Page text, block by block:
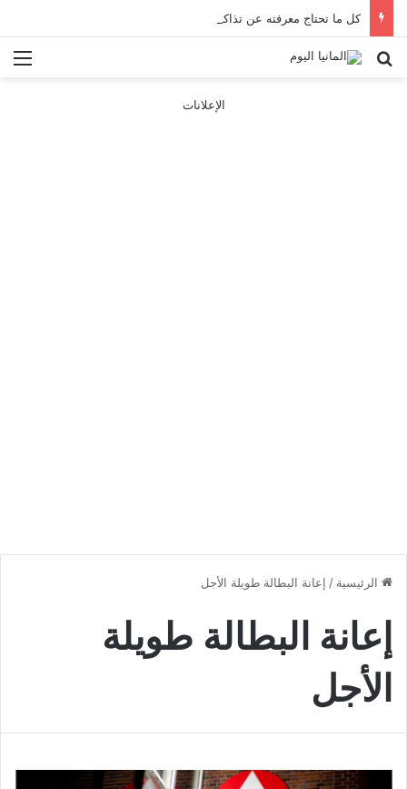
كل ما تحتاج معرفته عن تذاكر ووسائل النقل في باريس 2025
بحث عن
الإعلانات
الرئيسية / إعانة البطالة طويلة الأجل
إعانة البطالة طويلة
الأجل